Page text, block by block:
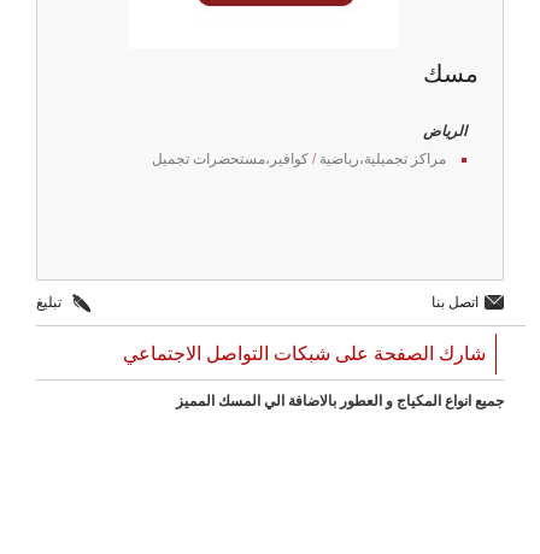
مسك
الرياض
مراكز تجميلية،رياضية / كوافير،مستحضرات تجميل
اتصل بنا تبليغ
شارك الصفحة على شبكات التواصل الاجتماعي
جميع انواع المكياج و العطور بالاضافة الي المسك المميز